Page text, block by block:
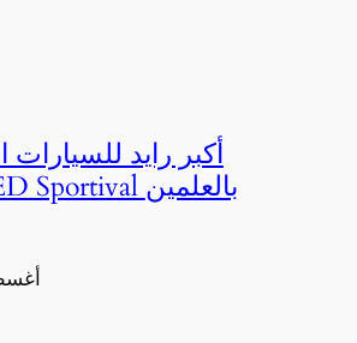
أكبر رايد للسيارات
22